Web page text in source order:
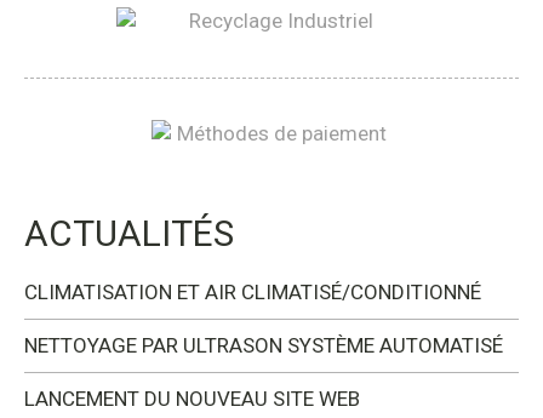
ACTUALITÉS
CLIMATISATION ET AIR CLIMATISÉ/CONDITIONNÉ
NETTOYAGE PAR ULTRASON SYSTÈME AUTOMATISÉ
LANCEMENT DU NOUVEAU SITE WEB